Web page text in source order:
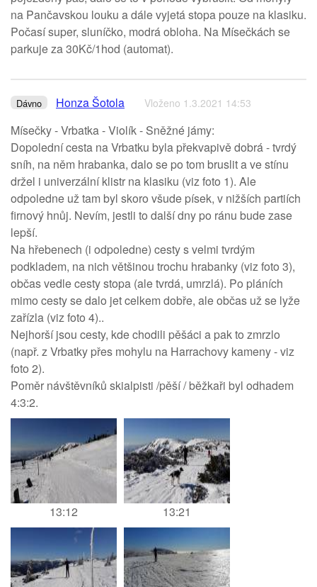
na Pančavskou louku a dále vyjetá stopa pouze na klasiku.
Počasí super, sluníčko, modrá obloha. Na Mísečkách se
parkuje za 30Kč/1hod (automat).
Dávno Honza Šotola Vloženo 1.3.2021 14:53
Mísečky - Vrbatka - Violík - Sněžné jámy:
Dopolední cesta na Vrbatku byla překvapivě dobrá - tvrdý
sníh, na něm hrabanka, dalo se po tom bruslit a ve stínu
držel i univerzální klistr na klasiku (viz foto 1). Ale
odpoledne už tam byl skoro všude písek, v nižších partiích
firnový hnůj. Nevím, jestli to další dny po ránu bude zase
lepší.
Na hřebenech (i odpoledne) cesty s velmi tvrdým
podkladem, na nich většinou trochu hrabanky (viz foto 3),
občas vedle cesty stopa (ale tvrdá, umrzlá). Po pláních
mimo cesty se dalo jet celkem dobře, ale občas už se lyže
zařízla (viz foto 4)..
Nejhorší jsou cesty, kde chodili pěšáci a pak to zmrzlo
(např. z Vrbatky přes mohylu na Harrachovy kameny - viz
foto 2).
Poměr návštěvníků skialpisti /pěší / běžkaři byl odhadem
4:3:2.
13:12 13:21